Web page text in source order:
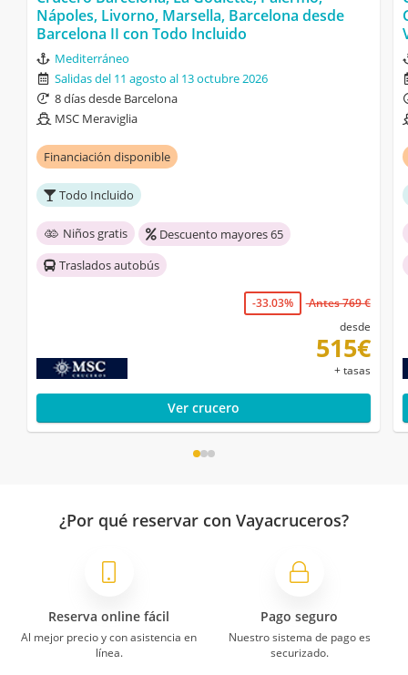
Nápoles, Livorno, Marsella, Barcelona desde
Barcelona II con Todo Incluido
Mediterráneo
Salidas del 11 agosto al 13 octubre 2026
8 días desde Barcelona
MSC Meraviglia
Financiación disponible
Todo Incluido
Niños gratis
Descuento mayores 65
Traslados autobús
-33.03%
Antes 769 €
desde
515€
+ tasas
Ver crucero
¿Por qué reservar con Vayacruceros?
Reserva online fácil
Al mejor precio y con asistencia en
línea.
Pago seguro
Nuestro sistema de pago es
securizado.